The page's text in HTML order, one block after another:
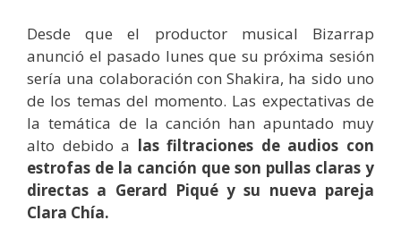
Desde que el productor musical Bizarrap
anunció el pasado lunes que su próxima sesión
sería una colaboración con Shakira, ha sido uno
de los temas del momento. Las expectativas de
la temática de la canción han apuntado muy
alto debido a las filtraciones de audios con
estrofas de la canción que son pullas claras y
directas a Gerard Piqué y su nueva pareja
Clara Chía.